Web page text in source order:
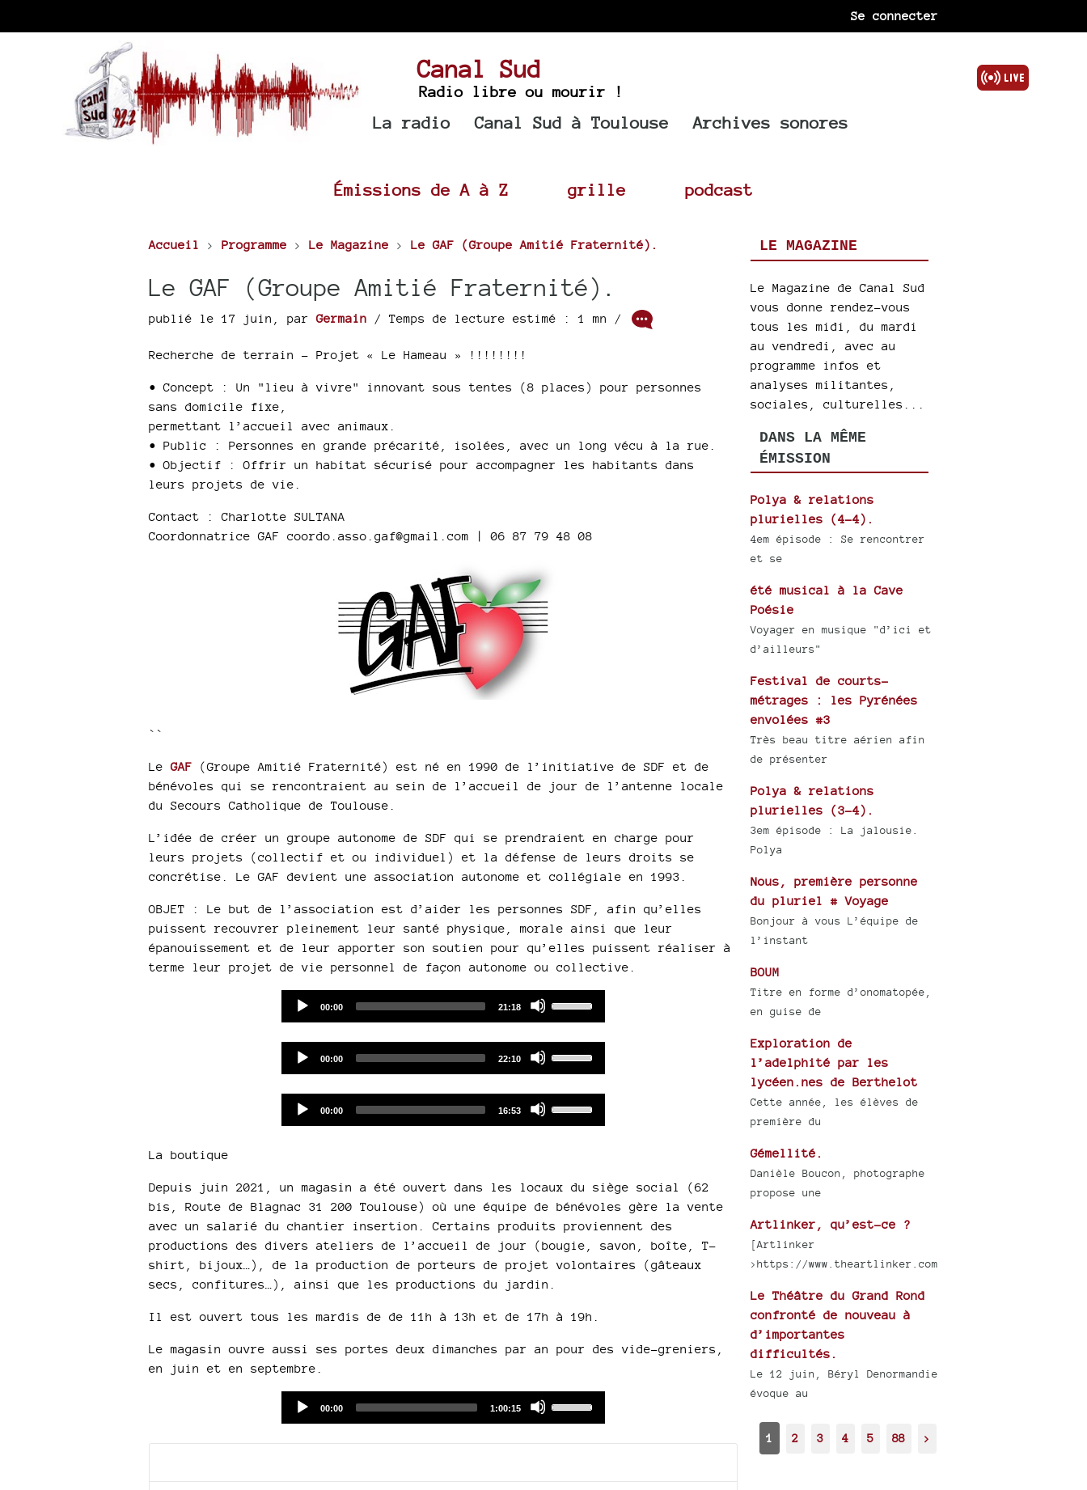
Se connecter
Canal Sud
Radio libre ou mourir !
La radio Canal Sud à Toulouse Archives sonores
Émissions de A à Z grille podcast
Accueil > Programme > Le Magazine > Le GAF (Groupe Amitié Fraternité).
Le GAF (Groupe Amitié Fraternité).
publié le 17 juin parGermain / Temps de lecture estimé : 1 mn /
Recherche de terrain – Projet « Le Hameau » !!!!!!!!
• Concept : Un "lieu à vivre" innovant sous tentes (8 places) pour personnes
sans domicile fixe,
permettant l’accueil avec animaux.
• Public : Personnes en grande précarité, isolées, avec un long vécu à la rue.
• Objectif : Offrir un habitat sécurisé pour accompagner les habitants dans
leurs projets de vie.
Contact : Charlotte SULTANA
Coordonnatrice GAF coordo.asso.gaf@gmail.com | 06 87 79 48 08
``
LeGAF (Groupe Amitié Fraternité) est né en 1990 de l’initiative de SDF et de
bénévoles qui se rencontraient au sein de l’accueil de jour de l’antenne locale
du Secours Catholique de Toulouse.
L’idée de créer un groupe autonome de SDF qui se prendraient en charge pour
leurs projets (collectif et ou individuel) et la défense de leurs droits se
concrétise. Le GAF devient une association autonome et collégiale en 1993.
OBJET : Le but de l’association est d’aider les personnes SDF, afin qu’elles
puissent recouvrer pleinement leur santé physique, morale ainsi que leur
épanouissement et de leur apporter son soutien pour qu’elles puissent réaliser à
terme leur projet de vie personnel de façon autonome ou collective.
Current
00:00
Total
21:18
keys
to
increase
or
Current
00:00
Total
22:10
keys
to
decrease
volume.
Current
00:00
Total
16:53
increase
La boutique
Depuis juin 2021, un magasin a été ouvert dans les locaux du siège social (62
bis, Route de Blagnac 31 200 Toulouse) où une équipe de bénévoles gère la vente
avec un salarié du chantier insertion. Certains produits proviennent des
productions des divers ateliers de l’accueil de jour (bougie, savon, boîte, T-
shirt, bijoux…), de la production de porteurs de projet volontaires (gâteaux
secs, confitures…), ainsi que les productions du jardin.
Il est ouvert tous les mardis de de 11h à 13h et de 17h à 19h.
Le magasin ouvre aussi ses portes deux dimanches par an pour des vide-greniers,
en juin et en septembre.
Current
00:00
Total
1:00:15
LE MAGAZINE
Le Magazine de Canal Sud
vous donne rendez-vous
tous les midi, du mardi
au vendredi, avec au
programme infos et
analyses militantes,
sociales, culturelles...
DANS LA MÊME
ÉMISSION
Polya & relations
plurielles (4-4).
4em épisode : Se rencontrer
et se
été musical à la Cave
Poésie
Voyager en musique "d’ici et
d’ailleurs"
Festival de courts-
métrages : les Pyrénées
envolées #3
Très beau titre aérien afin
de présenter
Polya & relations
plurielles (3-4).
3em épisode : La jalousie.
Polya
Nous, première personne
du pluriel # Voyage
Bonjour à vous L’équipe de
l’instant
BOUM
Titre en forme d’onomatopée,
en guise de
Exploration de
l’adelphité par les
lycéen.nes de Berthelot
Cette année, les élèves de
première du
Gémellité.
Danièle Boucon, photographe
propose une
Artlinker, qu’est-ce ?
[Artlinker
>https://www.theartlinker.com
Le Théâtre du Grand Rond
confronté de nouveau à
d’importantes
difficultés.
Le 12 juin, Béryl Denormandie
évoque au
1 2 3 4 5 88 >